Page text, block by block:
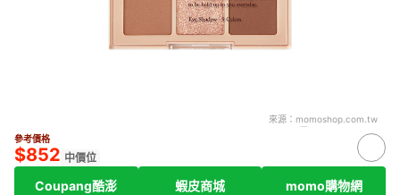
來源： momoshop.com.tw
參考價格
$852 中價位
Coupang酷澎 蝦皮商城 momo購物網